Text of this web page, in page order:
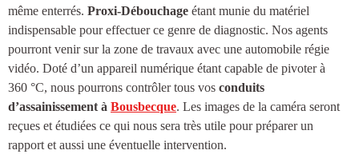
même enterrés. Proxi-Débouchage étant munie du matériel
indispensable pour effectuer ce genre de diagnostic. Nos agents
pourront venir sur la zone de travaux avec une automobile régie
vidéo. Doté d’un appareil numérique étant capable de pivoter à
360 °C, nous pourrons contrôler tous vos conduits
d’assainissement à Bousbecque. Les images de la caméra seront
reçues et étudiées ce qui nous sera très utile pour préparer un
rapport et aussi une éventuelle intervention.